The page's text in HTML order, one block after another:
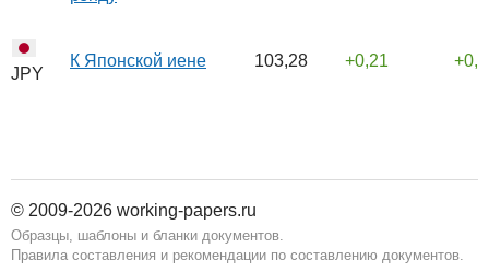
JPY
К Японской иене 103,28 0,21
© 2009-2026 working-papers.ru
Образцы, шаблоны и бланки документов.
Правила составления и рекомендации по составлению документов.